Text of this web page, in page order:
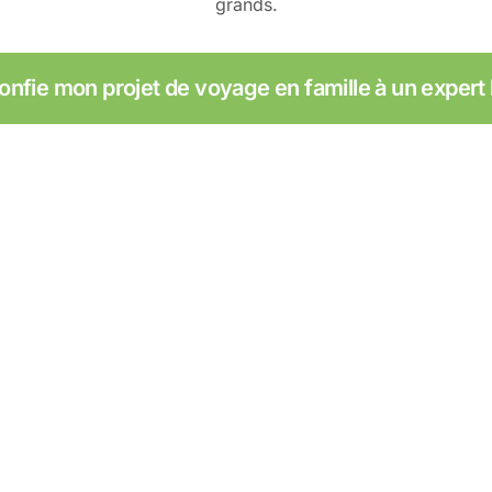
grands.
mon projet de voyage en famille à un expert